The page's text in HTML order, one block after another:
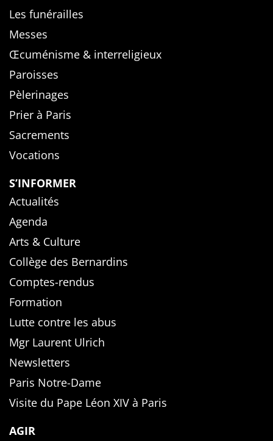
Les funérailles
Messes
Œcuménisme & interreligieux
Paroisses
Pèlerinages
Prier à Paris
Sacrements
Vocations
S’INFORMER
Actualités
Agenda
Arts & Culture
Collège des Bernardins
Comptes-rendus
Formation
Lutte contre les abus
Mgr Laurent Ulrich
Newsletters
Paris Notre-Dame
Visite du Pape Léon XIV à Paris
AGIR